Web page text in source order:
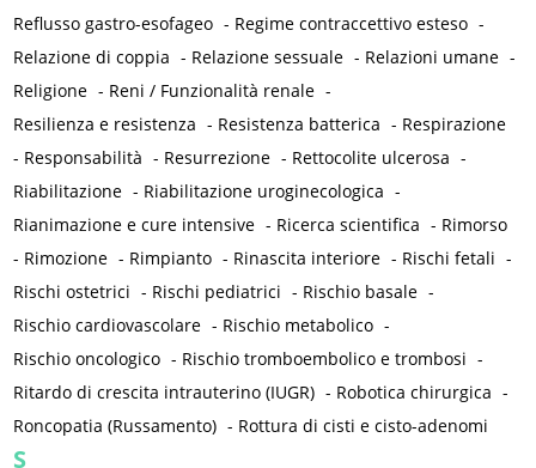
Reflusso gastro-esofageo - Regime contraccettivo esteso -
Relazione di coppia - Relazione sessuale - Relazioni umane -
Religione - Reni / Funzionalità renale -
Resilienza e resistenza - Resistenza batterica - Respirazione
- Responsabilità - Resurrezione - Rettocolite ulcerosa -
Riabilitazione - Riabilitazione uroginecologica -
Rianimazione e cure intensive - Ricerca scientifica - Rimorso
- Rimozione - Rimpianto - Rinascita interiore - Rischi fetali -
Rischi ostetrici - Rischi pediatrici - Rischio basale -
Rischio cardiovascolare - Rischio metabolico -
Rischio oncologico - Rischio tromboembolico e trombosi -
Ritardo di crescita intrauterino (IUGR) - Robotica chirurgica -
Roncopatia (Russamento) - Rottura di cisti e cisto-adenomi
S